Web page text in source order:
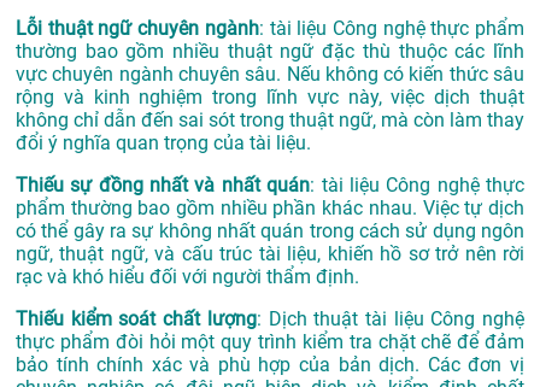
Lỗi thuật ngữ chuyên ngành: tài liệu Công nghệ thực phẩm
thường bao gồm nhiều thuật ngữ đặc thù thuộc các lĩnh
vực chuyên ngành chuyên sâu. Nếu không có kiến thức sâu
rộng và kinh nghiệm trong lĩnh vực này, việc dịch thuật
không chỉ dẫn đến sai sót trong thuật ngữ, mà còn làm thay
đổi ý nghĩa quan trọng của tài liệu.
Thiếu sự đồng nhất và nhất quán: tài liệu Công nghệ thực
phẩm thường bao gồm nhiều phần khác nhau. Việc tự dịch
có thể gây ra sự không nhất quán trong cách sử dụng ngôn
ngữ, thuật ngữ, và cấu trúc tài liệu, khiến hồ sơ trở nên rời
rạc và khó hiểu đối với người thẩm định.
Thiếu kiểm soát chất lượng: Dịch thuật tài liệu Công nghệ
thực phẩm đòi hỏi một quy trình kiểm tra chặt chẽ để đảm
bảo tính chính xác và phù hợp của bản dịch. Các đơn vị